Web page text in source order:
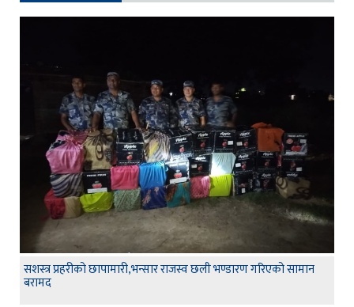
सशस्त्र प्रहरीको छापामारी,भन्सार राजस्व छली भण्डारण गरिएको सामान
बरामद